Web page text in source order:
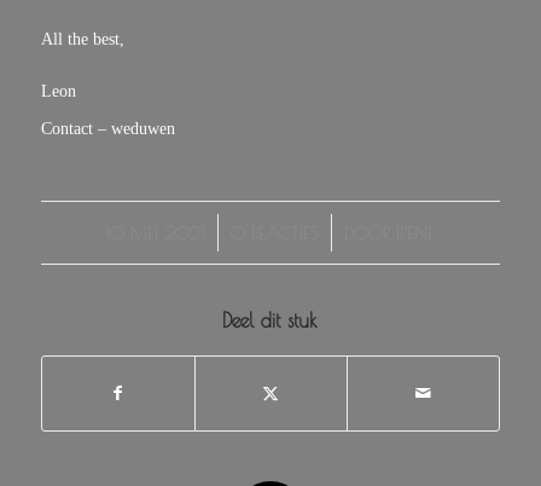
All the best,
Leon
Contact – weduwen
Deel dit stuk